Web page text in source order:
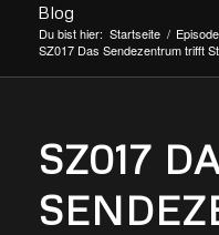
Blog
Du bist hier: Startseite /
SZ017 Das Sendezentrum trifft
SZ017